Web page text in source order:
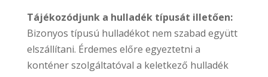
Tájékozódjunk a hulladék típusát illetően:
Bizonyos típusú hulladékot nem szabad együtt
elszállítani. Érdemes előre egyeztetni a
konténer szolgáltatóval a keletkező hulladék